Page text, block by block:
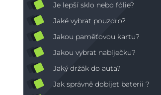
Je lepší sklo nebo fólie?
Jaké vybrat pouzdro?
Jakou paměťovou kartu?
Jakou vybrat nabíječku?
Jaký držák do auta?
Jak správně dobíjet baterii ?